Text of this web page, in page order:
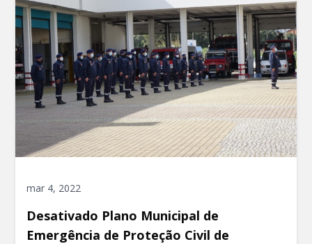
mar 4, 2022
Desativado Plano Municipal de
Emergência de Proteção Civil de